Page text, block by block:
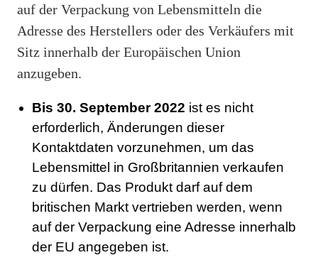
auf der Verpackung von Lebensmitteln die
Adresse des Herstellers oder des Verkäufers mit
Sitz innerhalb der Europäischen Union
anzugeben.
Bis 30. September 2022 ist es nicht
erforderlich, Änderungen dieser
Kontaktdaten vorzunehmen, um das
Lebensmittel in Großbritannien verkaufen
zu dürfen. Das Produkt darf auf dem
britischen Markt vertrieben werden, wenn
auf der Verpackung eine Adresse innerhalb
der EU angegeben ist.